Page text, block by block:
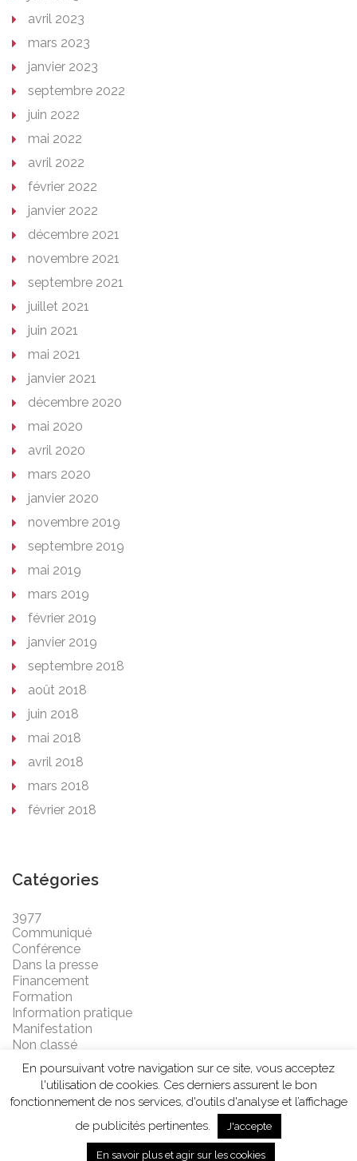
avril 2023
mars 2023
janvier 2023
septembre 2022
juin 2022
mai 2022
avril 2022
février 2022
janvier 2022
décembre 2021
novembre 2021
septembre 2021
juillet 2021
juin 2021
mai 2021
janvier 2021
décembre 2020
mai 2020
avril 2020
mars 2020
janvier 2020
novembre 2019
septembre 2019
mai 2019
mars 2019
février 2019
janvier 2019
septembre 2018
août 2018
juin 2018
mai 2018
avril 2018
mars 2018
février 2018
Catégories
3977
Communiqué
Conférence
Dans la presse
Financement
Formation
Information pratique
Manifestation
Non classé
POWERED BY WORDPRESS
En poursuivant votre navigation sur ce site, vous acceptez
l'utilisation de cookies. Ces derniers assurent le bon
fonctionnement de nos services, d'outils d'analyse et l’affichage
de publicités pertinentes.
J'accepte
En savoir plus et agir sur les cookies